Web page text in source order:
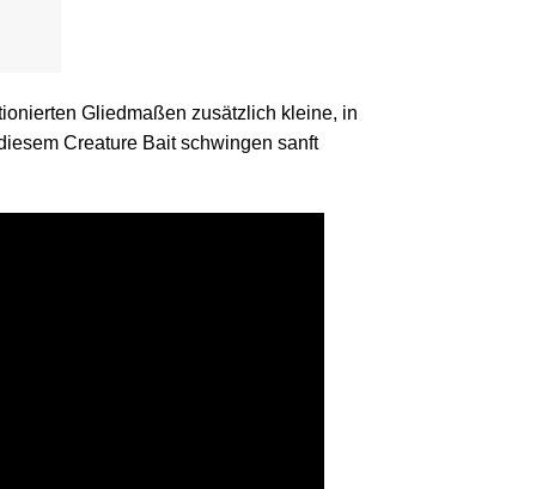
Gliedmaßen zusätzlich kleine, in
Creature Bait schwingen sanft